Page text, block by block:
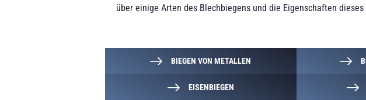
über einige Arten des Blechbiegens und die Eigenschaften
BIEGEN VON METALLEN
EISENBIEGEN